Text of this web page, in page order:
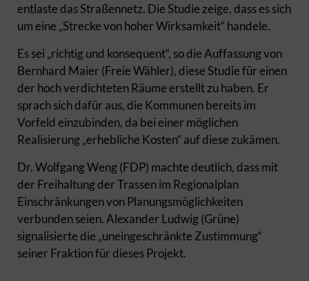
entlaste das Straßennetz. Die Studie zeige, dass es sich
um eine „Strecke von hoher Wirksamkeit“ handele.
Es sei „richtig und konsequent“, so die Auffassung von
Bernhard Maier (Freie Wähler), diese Studie für einen
der hoch verdichteten Räume erstellt zu haben. Er
sprach sich dafür aus, die Kommunen bereits im
Vorfeld einzubinden, da bei einer möglichen
Realisierung „erhebliche Kosten“ auf diese zukämen.
Dr. Wolfgang Weng (FDP) machte deutlich, dass mit
der Freihaltung der Trassen im Regionalplan
Einschränkungen von Planungsmöglichkeiten
verbunden seien. Alexander Ludwig (Grüne)
signalisierte die „uneingeschränkte Zustimmung“
seiner Fraktion für dieses Projekt.